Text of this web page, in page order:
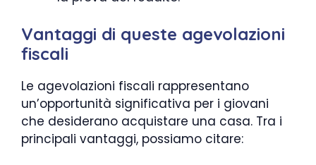
Vantaggi di queste agevolazioni
fiscali
Le agevolazioni fiscali rappresentano
un’opportunità significativa per i giovani
che desiderano acquistare una casa. Tra i
principali vantaggi, possiamo citare: